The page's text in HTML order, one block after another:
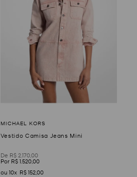
Vestido Camisa Jeans Mini
R$ 2.170,00
R$ 1.520,00
10
R$ 152,00